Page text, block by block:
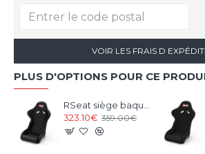
VOIR LES FRAIS D
PLUS D'OPTIONS POUR CE
323.10€ 359.00€